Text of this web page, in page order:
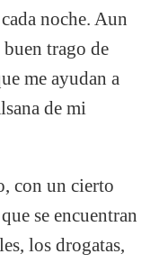
noche. Aun
trago de
me ayudan a
de mi
con un cierto
se encuentran
los drogatas,